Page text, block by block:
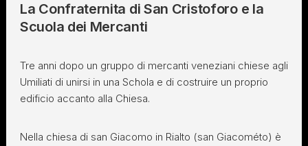
La Confraternita di San Cristoforo e la
Scuola dei Mercanti
Tre anni dopo un gruppo di mercanti veneziani chiese agli
Umiliati di unirsi in una Schola e di costruire un proprio
edificio accanto alla Chiesa.
Nella chiesa di san Giacomo in Rialto (san Giacométo) è